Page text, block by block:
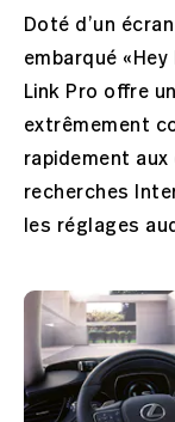
Doté d’un
embarqué
Link Pro offre
extrêmement
rapidement
recherches
les réglages